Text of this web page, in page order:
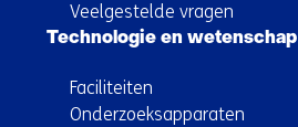
Veelgestelde vragen
Technologie en wetenschap
Faciliteiten
Onderzoeksapparaten